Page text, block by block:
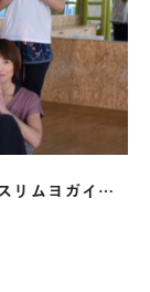
リムヨガイ…